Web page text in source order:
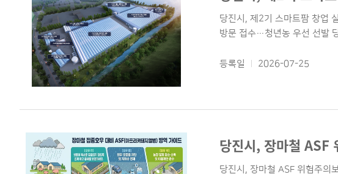
당진시, 제2기 스마트팜 창업
방문 접수…청년농 우선 선발 당
등록일 2026-07-25
당진시, 장마철 ASF
당진시, 장마철 ASF 위험주의